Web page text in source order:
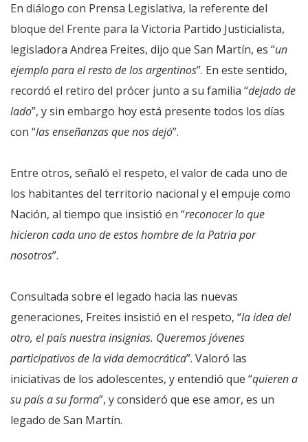
En diálogo con Prensa Legislativa, la referente del
bloque del Frente para la Victoria Partido Justicialista,
legisladora Andrea Freites, dijo que San Martín, es “un
ejemplo para el resto de los argentinos”. En este sentido,
recordó el retiro del prócer junto a su familia “dejado de
lado”, y sin embargo hoy está presente todos los días
con “las enseñanzas que nos dejó”.
Entre otros, señaló el respeto, el valor de cada uno de
los habitantes del territorio nacional y el empuje como
Nación, al tiempo que insistió en “reconocer lo que
hicieron cada uno de estos hombre de la Patria por
nosotros”.
Consultada sobre el legado hacia las nuevas
generaciones, Freites insistió en el respeto, “la idea del
otro, el país nuestra insignias. Queremos jóvenes
participativos de la vida democrática”. Valoró las
iniciativas de los adolescentes, y entendió que “quieren a
su país a su forma”, y consideró que ese amor, es un
legado de San Martín.